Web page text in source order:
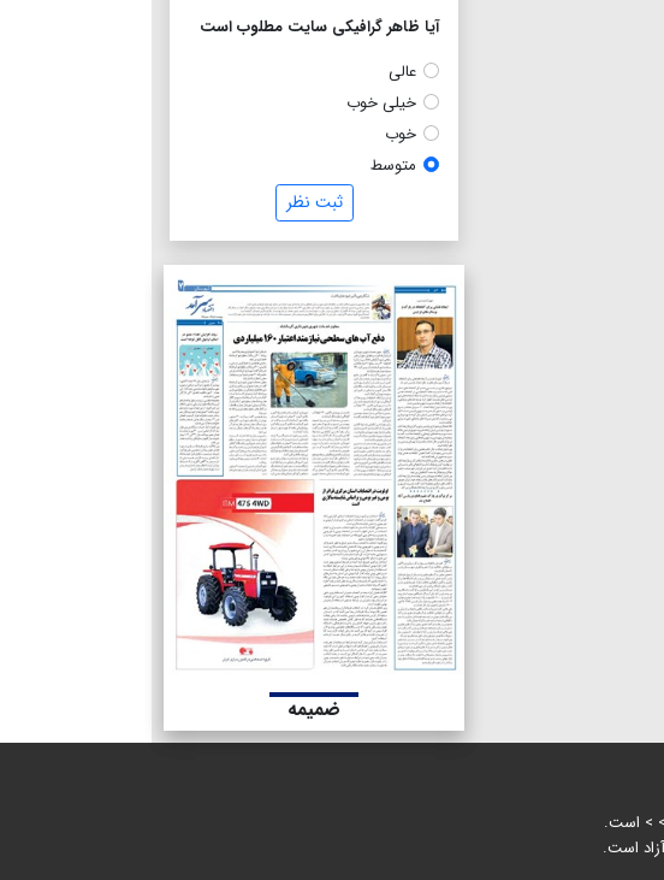
آیا ظاهر گرافیکی سایت مطلوب است
عالی
خیلی خوب
خوب
متوسط
ثبت نظر
ضمیمه
> است.
است.